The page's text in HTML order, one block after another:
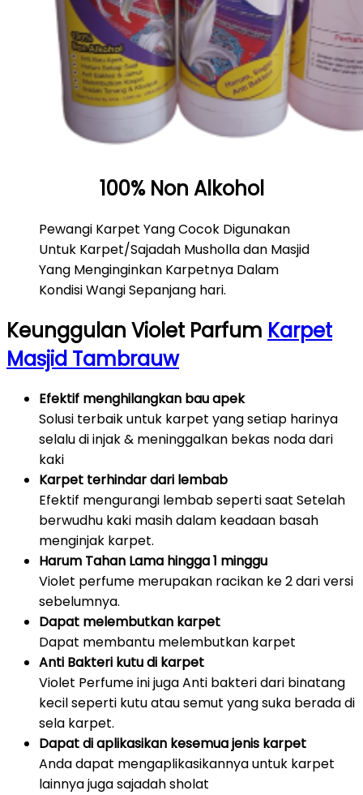
100% Non Alkohol
Pewangi Karpet Yang Cocok Digunakan
Untuk Karpet/Sajadah Musholla dan Masjid
Yang Menginginkan Karpetnya Dalam
Kondisi Wangi Sepanjang hari.
Keunggulan Violet Parfum Karpet
Masjid Tambrauw
Efektif menghilangkan bau apek
Solusi terbaik untuk karpet yang setiap harinya
selalu di injak & meninggalkan bekas noda dari
kaki
Karpet terhindar dari lembab
Efektif mengurangi lembab seperti saat Setelah
berwudhu kaki masih dalam keadaan basah
menginjak karpet.
Harum Tahan Lama hingga 1 minggu
Violet perfume merupakan racikan ke 2 dari versi
sebelumnya.
Dapat melembutkan karpet
Dapat membantu melembutkan karpet
Anti Bakteri kutu di karpet
Violet Perfume ini juga Anti bakteri dari binatang
kecil seperti kutu atau semut yang suka berada di
sela karpet.
Dapat di aplikasikan kesemua jenis karpet
Anda dapat mengaplikasikannya untuk karpet
lainnya juga sajadah sholat